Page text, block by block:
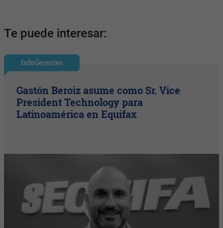
Te puede interesar:
InfoGerentes
Gastón Beroiz asume como Sr. Vice
President Technology para
Latinoamérica en Equifax